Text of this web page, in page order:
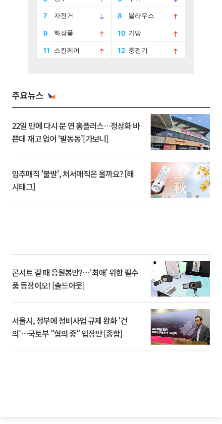
주요뉴스
22일 만에 다시 문 연 홈플러스…정상화 바
쁜데 재고 없어 ‘발동동’[가보니]
입추매직 '불발', 처서매직은 올까요? [해
시태그]
콘서트 갈 때 응원봉만?⋯'최애' 위한 필수
품 등장이오! [솔드아웃]
서울시, 정부에 정비사업 규제 완화 '건
의'⋯국토부 "협의 중" 입장만 [종합]